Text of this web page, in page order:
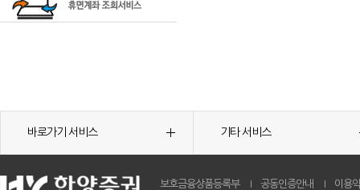
바로가기 서비스 기타 서비스
보호금융상품등록부 공동인증안내 이용